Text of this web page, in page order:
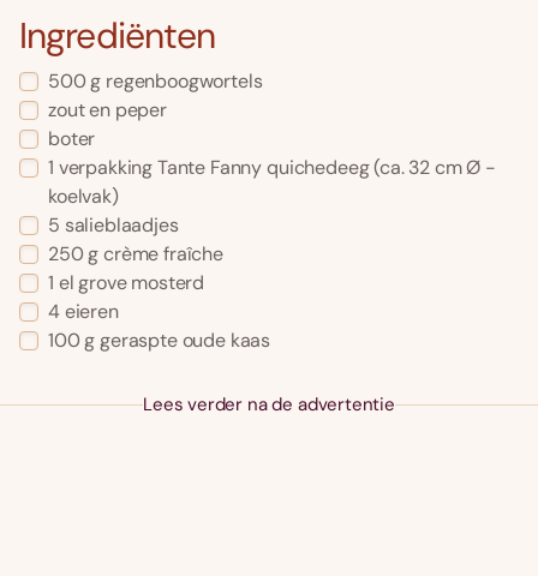
Ingrediënten
500 g regenboogwortels
zout en peper
boter
1 verpakking Tante Fanny quichedeeg (ca. 32 cm Ø -
koelvak)
5 salieblaadjes
250 g crème fraîche
1 el grove mosterd
4 eieren
100 g geraspte oude kaas
Lees verder na de advertentie